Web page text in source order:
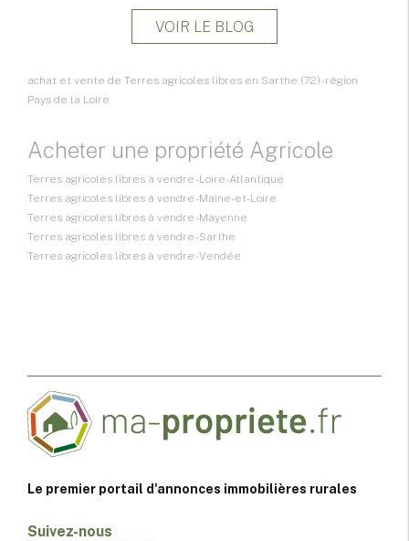
VOIR LE BLOG
achat et vente de Terres agricoles libres en Sarthe (72) - région
Pays de la Loire
Acheter une propriété Agricole
Terres agricoles libres à vendre - Loire-Atlantique
Terres agricoles libres à vendre - Maine-et-Loire
Terres agricoles libres à vendre - Mayenne
Terres agricoles libres à vendre - Sarthe
Terres agricoles libres à vendre - Vendée
Le premier portail d'annonces immobilières rurales
Suivez-nous